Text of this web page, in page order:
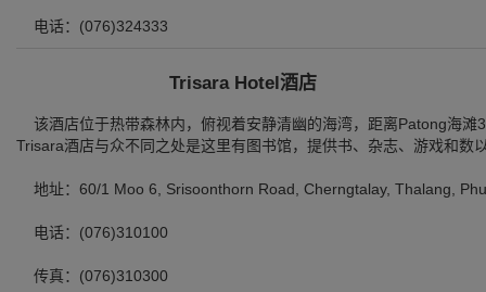
电话：(076)324333
Trisara Hotel酒店
该酒店位于热带森林内，俯视着安静清幽的海湾，距离Patong海滩
Trisara酒店与众不同之处是这里有图书馆，提供书、杂志、游戏和数
地址：60/1 Moo 6, Srisoonthorn Road, Cherngtalay, Thalang,
电话：(076)310100
传真：(076)310300